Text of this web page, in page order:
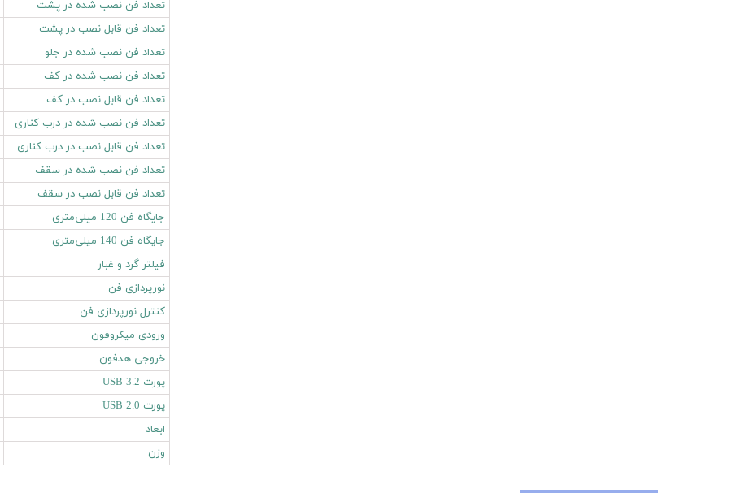
تعداد فن نصب شده در پشت
تعداد فن قابل نصب در پشت
تعداد فن نصب شده در جلو
تعداد فن نصب شده در کف
تعداد فن قابل نصب در کف
تعداد فن نصب شده در درب کناری
تعداد فن قابل نصب در درب کناری
تعداد فن نصب شده در سقف
تعداد فن قابل نصب در سقف
جایگاه فن 120 میلی‌متری
جایگاه فن 140 میلی‌متری
فیلتر گرد و غبار
نورپردازی فن
کنترل نورپردازی فن
ورودی میکروفون
خروجی هدفون
پورت USB 3.2
پورت USB 2.0
ابعاد
وزن